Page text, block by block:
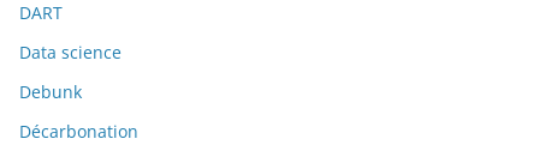
DART
Data science
Debunk
Décarbonation